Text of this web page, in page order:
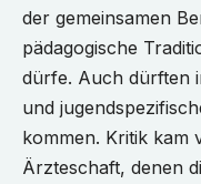
der gemeinsamen
pädagogische
dürfe. Auch dürften
und
kommen. Kritik kam
Ärzteschaft, denen